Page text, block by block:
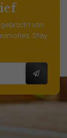
van
Stay